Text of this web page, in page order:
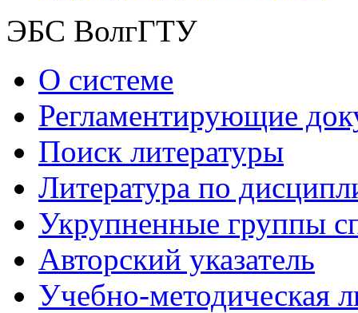
ЭБС ВолгГТУ
О системе
Регламентирующие
Поиск литературы
Литература по
Укрупненные группы
Авторский указатель
Учебно-методическая